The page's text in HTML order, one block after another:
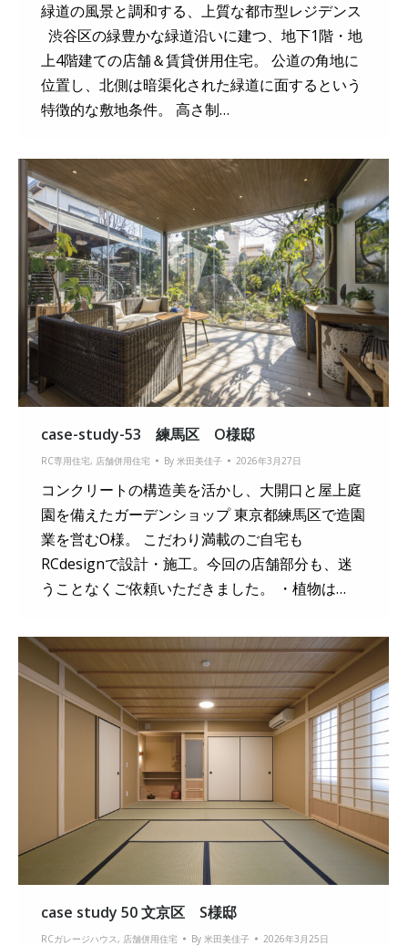
緑道の風景と調和する、上質な都市型レジデンス
渋谷区の緑豊かな緑道沿いに建つ、地下1階・地
上4階建ての店舗＆賃貸併用住宅。 公道の角地に
位置し、北側は暗渠化された緑道に面するという
特徴的な敷地条件。 高さ制…
case-study-53 練馬区 О様邸
RC専用住宅, 店舗併用住宅 By 米田美佳子 2026年3月27日
コンクリートの構造美を活かし、大開口と屋上庭
園を備えたガーデンショップ 東京都練馬区で造園
業を営むO様。 こだわり満載のご自宅も
RCdesignで設計・施工。今回の店舗部分も、迷
うことなくご依頼いただきました。 ・植物は…
case study 50 文京区 S様邸
RCガレージハウス , 店舗併用住宅 By 米田美佳子 2026年3月25日